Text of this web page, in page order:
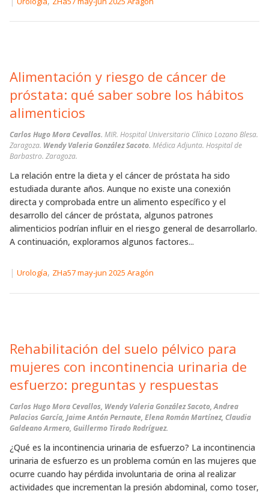
Alimentación y riesgo de cáncer de
próstata: qué saber sobre los hábitos
alimenticios
Carlos Hugo Mora Cevallos. MIR. Hospital Universitario Clínico Lozano Blesa.
Zaragoza. Wendy Valeria González Sacoto. Médica Adjunta. Hospital de
Barbastro. Zaragoza.
La relación entre la dieta y el cáncer de próstata ha sido
estudiada durante años. Aunque no existe una conexión
directa y comprobada entre un alimento específico y el
desarrollo del cáncer de próstata, algunos patrones
alimenticios podrían influir en el riesgo general de desarrollarlo.
A continuación, exploramos algunos factores...
| Urología, ZHa57 may-jun 2025 Aragón
Rehabilitación del suelo pélvico para
mujeres con incontinencia urinaria de
esfuerzo: preguntas y respuestas
Carlos Hugo Mora Cevallos, Wendy Valeria González Sacoto, Andrea
Palacios García, Jaime Antón Pernaute, Elena Román Martínez, Claudia
Galdeano Armero, Guillermo Tirado Rodríguez.
¿Qué es la incontinencia urinaria de esfuerzo? La incontinencia
urinaria de esfuerzo es un problema común en las mujeres que
ocurre cuando hay pérdida involuntaria de orina al realizar
actividades que incrementan la presión abdominal, como toser,